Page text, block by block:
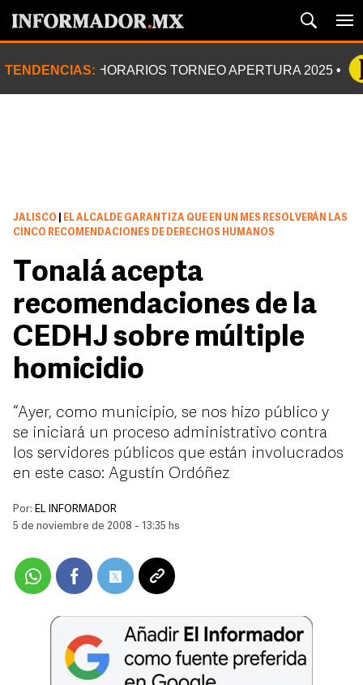
TENDENCIAS: HORARIOS TORNEO APERTURA 2025
JALISCO
EL ALCALDE GARANTIZA QUE EN UN MES RESOLVERÁN LAS
CINCO RECOMENDACIONES DE DERECHOS HUMANOS
Tonalá acepta
recomendaciones de la
CEDHJ sobre múltiple
homicidio
“Ayer, como municipio, se nos hizo público y
se iniciará un proceso administrativo contra
los servidores públicos que están involucrados
en este caso: Agustín Ordóñez
Por: EL INFORMADOR
5 de noviembre de 2008 - 13:35 hs